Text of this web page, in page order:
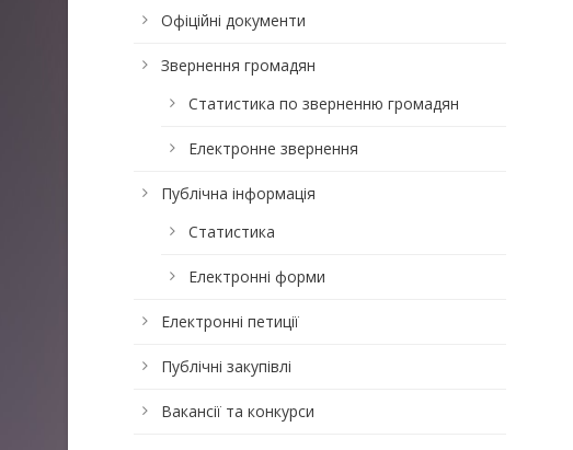
Офіційні документи
Звернення громадян
Статистика по зверненню громадян
Електронне звернення
Публічна інформація
Статистика
Електронні форми
Електронні петиції
Публічні закупівлі
Вакансії та конкурси